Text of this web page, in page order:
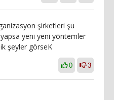
şirketleri şu
yeni yeni yöntemler
şeyler görseK
0 3